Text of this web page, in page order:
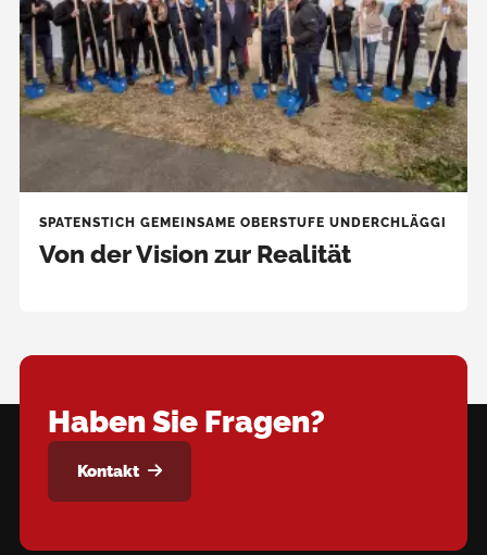
Zum
Navigieren
Pfeil-
Tasten
verwenden.
SPATENSTICH GEMEINSAME OBERSTUFE UNDERCHLÄGGI
Von der Vision zur Realität
Haben Sie Fragen?
Kontakt